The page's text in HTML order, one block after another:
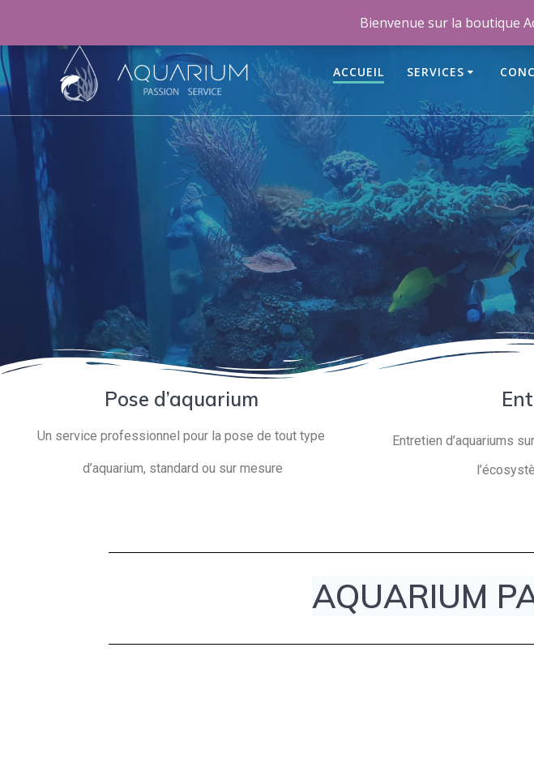
aquariumpassionservice@gmail.com
ACCUEIL SERVICES
Pose d’aquarium
Un service professionnel pour la pose de tout type
d’aquarium, standard ou sur mesure
Entretien d’aquariums
AQUARIUM
Bienvenue sur la boutique